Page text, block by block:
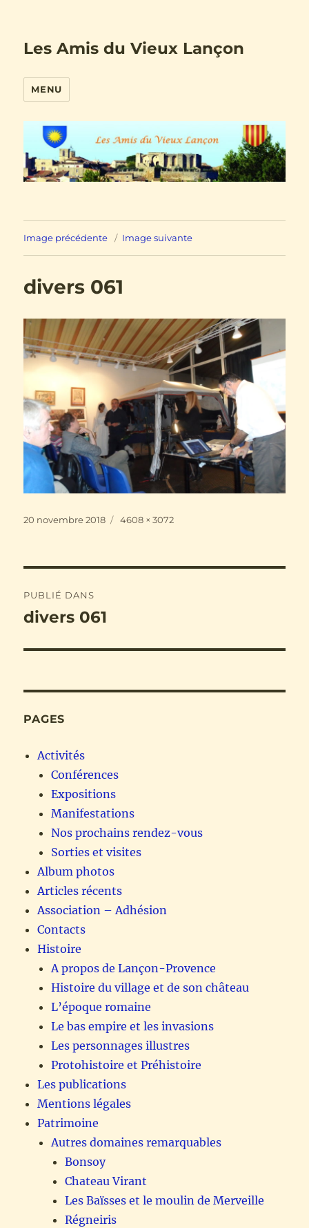
Les Amis du Vieux Lançon
MENU
Image précédente Image suivante
divers 061
Publié
20 novembre 2018
Taille
4608 × 3072
de
PUBLIÉ DANS
divers 061
PAGES
Activités
Conférences
Expositions
Manifestations
Nos prochains rendez-vous
Sorties et visites
Album photos
Articles récents
Association – Adhésion
Contacts
Histoire
A propos de Lançon-Provence
Histoire du village et de son château
L’époque romaine
Le bas empire et les invasions
Les personnages illustres
Protohistoire et Préhistoire
Les publications
Mentions légales
Patrimoine
Autres domaines remarquables
Bonsoy
Chateau Virant
Les Baïsses et le moulin de Merveille
Régneiris